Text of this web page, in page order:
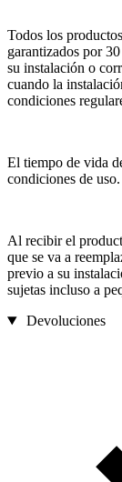
Todos los
garantizados por
su instalación o
cuando la
condiciones
El tiempo de vida
condiciones de uso.
Al recibir el
que se va a
previo a su
sujetas incluso a
Devoluciones